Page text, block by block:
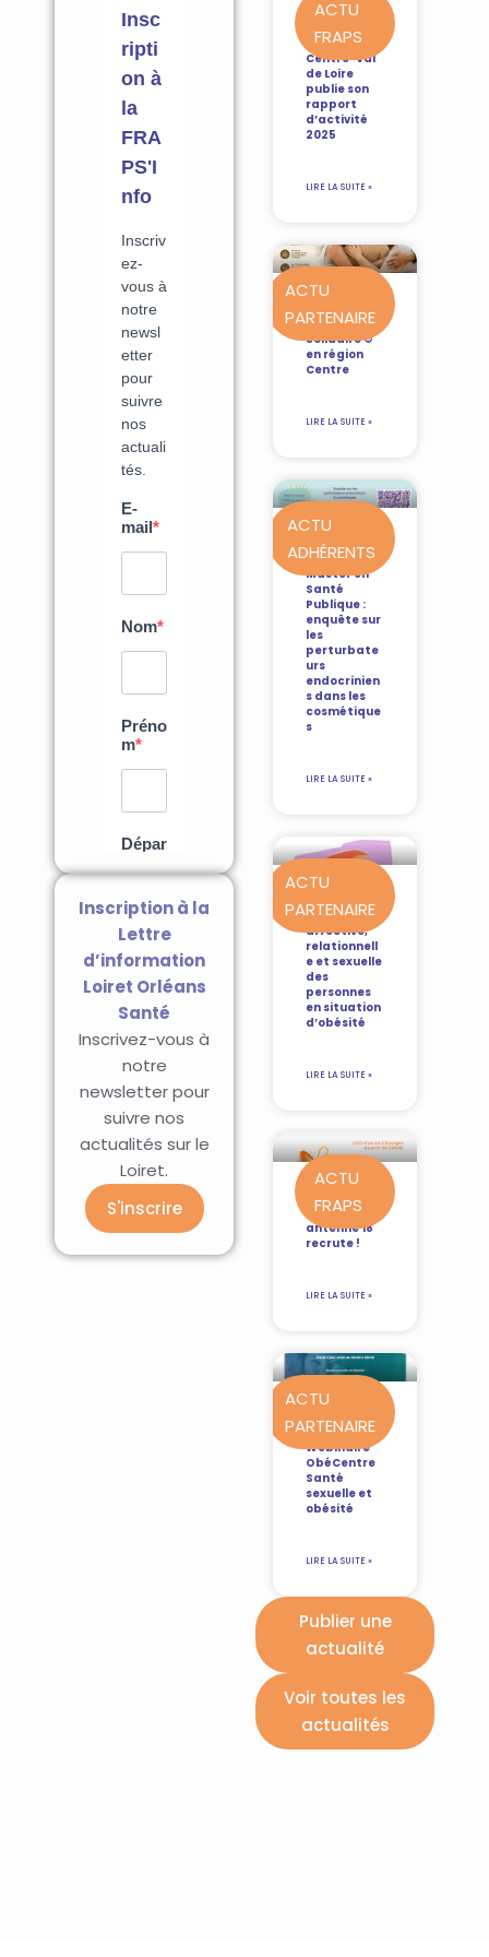
Inscription à la
Lettre
d’information
Loiret Orléans
Santé
Inscrivez-vous à
notre
newsletter pour
suivre nos
actualités sur le
Loiret.
S'inscrire
ACTU
FRAPS
La FRAPS
Centre-Val
de Loire
publie son
rapport
d’activité
2025
LIRE LA SUITE »
ACTU
PARTENAIRE
Le Bien-Être
Solidaire ©
en région
Centre
LIRE LA SUITE »
ACTU
ADHÉRENTS
Mémoire de
Master en
Santé
Publique :
enquête sur
les
perturbate
urs
endocrinien
s dans les
cosmétique
s
LIRE LA SUITE »
ACTU
PARTENAIRE
Guide Santé
affective,
relationnell
e et sexuelle
des
personnes
en situation
d’obésité
LIRE LA SUITE »
ACTU
FRAPS
La FRAPS –
antenne 18
recrute !
LIRE LA SUITE »
ACTU
PARTENAIRE
REPLAY
Webinaire
ObéCentre
Santé
sexuelle et
obésité
LIRE LA SUITE »
Publier une
actualité
Voir toutes les
actualités